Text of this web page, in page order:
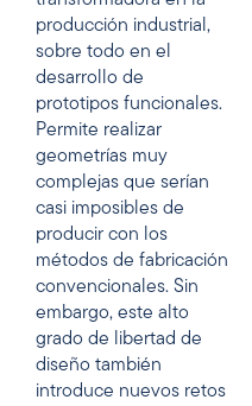
producción industrial,
sobre todo en el
desarrollo de
prototipos funcionales.
Permite realizar
geometrías muy
complejas que serían
casi imposibles de
producir con los
métodos de fabricación
convencionales. Sin
embargo, este alto
grado de libertad de
diseño también
introduce nuevos retos